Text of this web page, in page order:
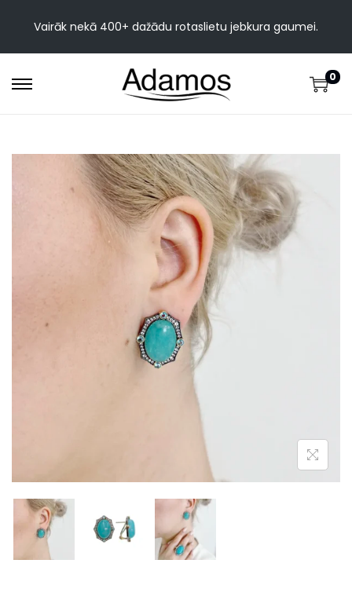
Vairāk nekā 400+ dažādu rotaslietu jebkura gaumei.
0